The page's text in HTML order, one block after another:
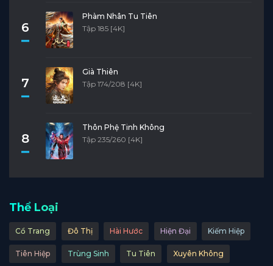
6
Phàm Nhân Tu Tiên
Tập 185 [4K]
7
Già Thiên
Tập 174/208 [4K]
8
Thôn Phệ Tinh Không
Tập 235/260 [4K]
Thể Loại
Cổ Trang Đô Thị Hài Hước Hiện Đại Kiếm Hiệp
Tiên Hiệp Trùng Sinh Tu Tiên Xuyên Không